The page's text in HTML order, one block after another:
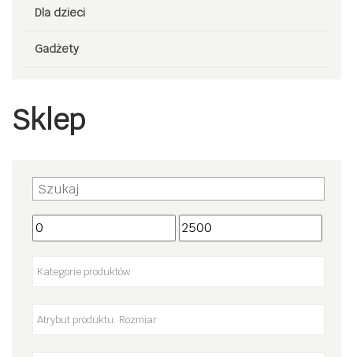
Dla dzieci
Gadżety
Sklep